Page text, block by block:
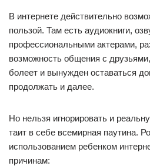
В интернете действительно
пользой. Там есть аудиокниги,
профессиональными актерами,
возможность общения с
болеет и вынужден оставаться
продолжать и далее.
Но нельзя игнорировать и
таит в себе всемирная паутина.
использованием ребенком
причинам: